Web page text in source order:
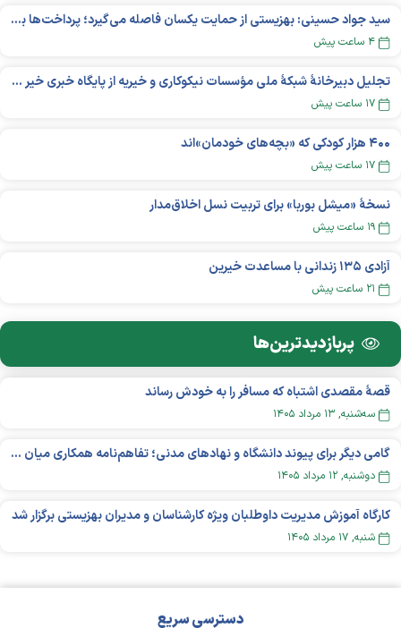
سید جواد حسینی: بهزیستی از حمایت یکسان فاصله می‌گیرد؛ پرداخت‌ها بر اساس نوع معلولیت و میزان نیاز تغییر می‌کند
۴ ساعت پیش
تجلیل دبیرخانۀ شبکۀ ملی مؤسسات نیکوکاری و خیریه از پایگاه خبری خیر ایران
۱۷ ساعت پیش
۴۰۰ هزار کودکی که «بچه‌های خودمان»‌اند
۱۷ ساعت پیش
نسخهٔ «میشل بوربا» برای تربیت نسل اخلاق‌مدار
۱۹ ساعت پیش
آزادی ۱۳۵ زندانی با مساعدت خیرین
۲۱ ساعت پیش
پربازدید‌ترین‌ها
قصهٔ مقصدی اشتباه که مسافر را به خودش رساند
سه‌شنبه, ۱۳ مرداد ۱۴۰۵
گامی دیگر برای پیوند دانشگاه و نهادهای مدنی؛ تفاهم‌نامه همکاری میان «شبکه ملی» و «دانشگاه هنر ایران» منعقد شد
دوشنبه, ۱۲ مرداد ۱۴۰۵
کارگاه آموزش مدیریت داوطلبان ویژه کارشناسان و مدیران بهزیستی برگزار شد
شنبه, ۱۷ مرداد ۱۴۰۵
دسترسی سریع